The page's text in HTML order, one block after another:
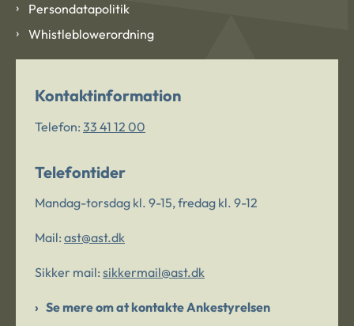
Persondatapolitik
Whistleblowerordning
Kontaktinformation
Telefon: 33 41 12 00
Telefontider
Mandag-torsdag kl. 9-15, fredag kl. 9-12
Mail: ast@ast.dk
Sikker mail: sikkermail@ast.dk
Se mere om at kontakte Ankestyrelsen